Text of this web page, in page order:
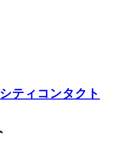
ティコンタクト